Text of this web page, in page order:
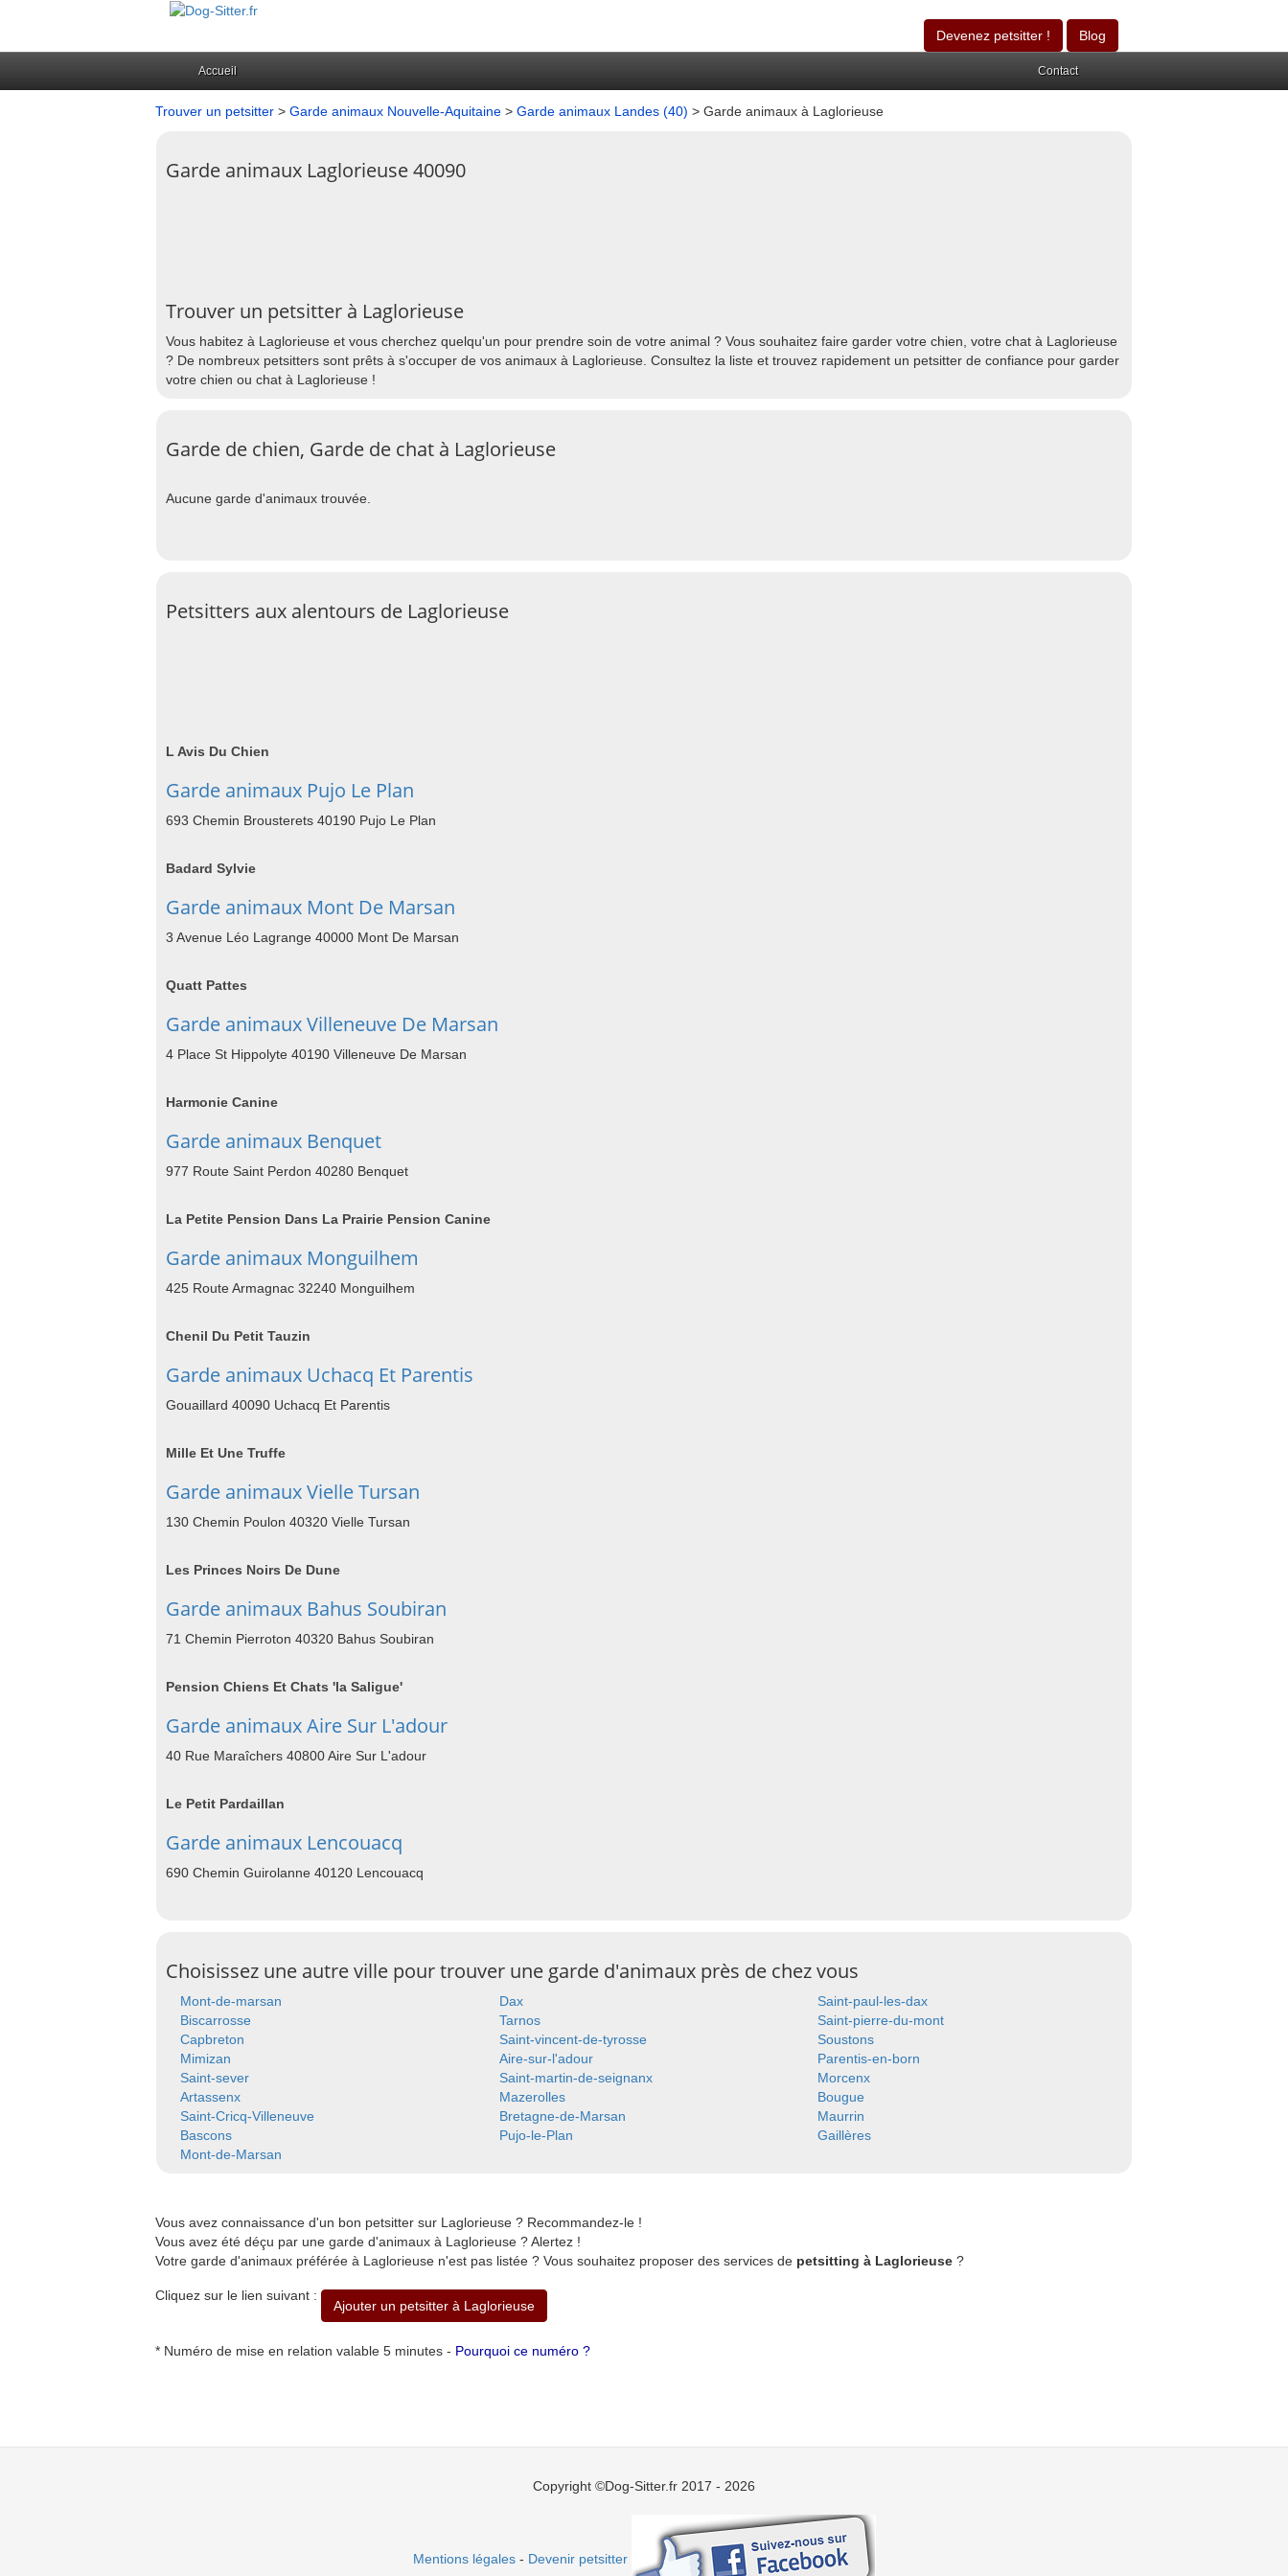
Devenez petsitter ! Blog
Accueil Contact
Trouver un petsitter > Garde animaux Nouvelle-Aquitaine > Garde animaux Landes (40) > Garde animaux à Laglorieuse
Garde animaux Laglorieuse 40090
Trouver un petsitter à Laglorieuse
Vous habitez à Laglorieuse et vous cherchez quelqu'un pour prendre soin de votre animal ? Vous souhaitez faire garder votre chien, votre chat à Laglorieuse
? De nombreux petsitters sont prêts à s'occuper de vos animaux à Laglorieuse. Consultez la liste et trouvez rapidement un petsitter de confiance pour garder
votre chien ou chat à Laglorieuse !
Garde de chien, Garde de chat à Laglorieuse
Aucune garde d'animaux trouvée.
Petsitters aux alentours de Laglorieuse
L Avis Du Chien
Garde animaux Pujo Le Plan
693 Chemin Brousterets 40190 Pujo Le Plan
Badard Sylvie
Garde animaux Mont De Marsan
3 Avenue Léo Lagrange 40000 Mont De Marsan
Quatt Pattes
Garde animaux Villeneuve De Marsan
4 Place St Hippolyte 40190 Villeneuve De Marsan
Harmonie Canine
Garde animaux Benquet
977 Route Saint Perdon 40280 Benquet
La Petite Pension Dans La Prairie Pension Canine
Garde animaux Monguilhem
425 Route Armagnac 32240 Monguilhem
Chenil Du Petit Tauzin
Garde animaux Uchacq Et Parentis
Gouaillard 40090 Uchacq Et Parentis
Mille Et Une Truffe
Garde animaux Vielle Tursan
130 Chemin Poulon 40320 Vielle Tursan
Les Princes Noirs De Dune
Garde animaux Bahus Soubiran
71 Chemin Pierroton 40320 Bahus Soubiran
Pension Chiens Et Chats 'la Saligue'
Garde animaux Aire Sur L'adour
40 Rue Maraîchers 40800 Aire Sur L'adour
Le Petit Pardaillan
Garde animaux Lencouacq
690 Chemin Guirolanne 40120 Lencouacq
Choisissez une autre ville pour trouver une garde d'animaux près de chez vous
Mont-de-marsan Dax
Saint-paul-les-dax
Biscarrosse
Tarnos
Saint-pierre-du-mont
Capbreton
Saint-vincent-de-tyrosse
Soustons
Mimizan
Aire-sur-l'adour
Parentis-en-born
Saint-sever
Saint-martin-de-seignanx
Morcenx
Artassenx
Mazerolles
Bougue
Saint-Cricq-Villeneuve
Bretagne-de-Marsan
Maurrin
Bascons
Pujo-le-Plan
Gaillères
Mont-de-Marsan
Vous avez connaissance d'un bon petsitter sur Laglorieuse ? Recommandez-le !
Vous avez été déçu par une garde d'animaux à Laglorieuse ? Alertez !
Votre garde d'animaux préférée à Laglorieuse n'est pas listée ? Vous souhaitez proposer des services de petsitting à Laglorieuse ?
Cliquez sur le lien suivant :
Ajouter un petsitter à Laglorieuse
* Numéro de mise en relation valable 5 minutes - Pourquoi ce numéro ?
Copyright ©Dog-Sitter.fr 2017 - 2026
Mentions légales- Devenir petsitter